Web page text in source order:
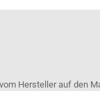
Hersteller auf den